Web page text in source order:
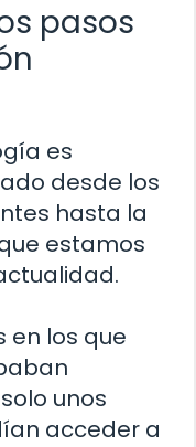
pasos
es
desde los
hasta la
estamos
en los que
unos
acceder a